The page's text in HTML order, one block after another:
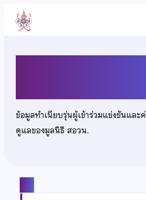
เนื้อหา
ข้อมูลทำเนียบรุ่นผู้เข้าร่วมแข่งขันและ
ดูแลของมูลนิธิ สอวน.